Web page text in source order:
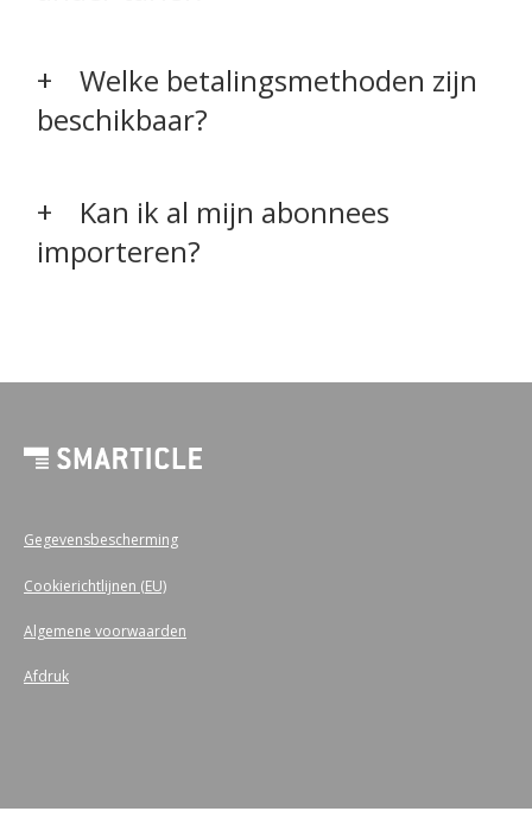
Welke betalingsmethoden zijn
beschikbaar?
Kan ik al mijn abonnees
importeren?
Gegevensbescherming
Cookierichtlijnen (EU)
Algemene voorwaarden
Afdruk